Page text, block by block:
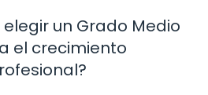
un Grado Medio
el crecimiento